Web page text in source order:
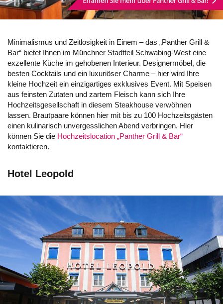
Minimalismus und Zeitlosigkeit in Einem – das „Panther Grill &
Bar“ bietet Ihnen im Münchner Stadtteil Schwabing-West eine
exzellente Küche im gehobenen Interieur. Designermöbel, die
besten Cocktails und ein luxuriöser Charme – hier wird Ihre
kleine Hochzeit ein einzigartiges exklusives Event. Mit Speisen
aus feinsten Zutaten und zartem Fleisch kann sich Ihre
Hochzeitsgesellschaft in diesem Steakhouse verwöhnen
lassen. Brautpaare können hier mit bis zu 100 Hochzeitsgästen
einen kulinarisch unvergesslichen Abend verbringen. Hier
können Sie die Hochzeitslocation „Panther Grill & Bar“
kontaktieren.
Hotel Leopold